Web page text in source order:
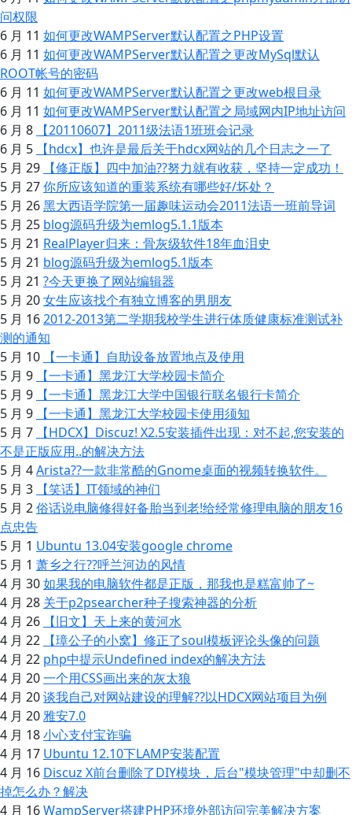
问权限
6 月 11 如何更改WAMPServer默认配置之PHP设置
6 月 11 如何更改WAMPServer默认配置之更改MySql默认
ROOT帐号的密码
6 月 11 如何更改WAMPServer默认配置之更改web根目录
6 月 11 如何更改WAMPServer默认配置之局域网内IP地址访问
6 月 8
【20110607】2011级法语1班班会记录
6 月 5
【hdcx】也许是最后关于hdcx网站的几个日志之一了
5 月 29
【修正版】四中加油??努力就有收获，坚持一定成功！
5 月 27你所应该知道的重装系统有哪些好/坏处？
5 月 26黑大西语学院第一届趣味运动会2011法语一班前导词
5 月 25 blog源码升级为emlog5.1.1版本
5 月 21 RealPlayer归来：骨灰级软件18年血泪史
5 月 21 blog源码升级为emlog5.1版本
5 月 21 ?今天更换了网站编辑器
5 月 20女生应该找个有独立博客的男朋友
5 月 162012-2013第二学期我校学生进行体质健康标准测试补
测的通知
5 月 10
【一卡通】自助设备放置地点及使用
5 月 9
【一卡通】黑龙江大学校园卡简介
5 月 9
【一卡通】黑龙江大学中国银行联名银行卡简介
5 月 9
【一卡通】黑龙江大学校园卡使用须知
5 月 7
【HDCX】Discuz! X2.5安装插件出现：对不起,您安装的
不是正版应用..的解决方法
5 月 4Arista??一款非常酷的Gnome桌面的视频转换软件。
5 月 3
【笑话】IT领域的神们
5 月 2俗话说电脑修得好备胎当到老!给经常修理电脑的朋友16
点忠告
5 月 1 Ubuntu 13.04安装google chrome
5 月 1 萧乡之行??呼兰河边的风情
4 月 30如果我的电脑软件都是正版，那我也是糕富帅了~
4 月 28 关于p2psearcher种子搜索神器的分析
4 月 26
【旧文】天上来的黄河水
4 月 22
【璋公子的小窝】修正了soul模板评论头像的问题
4 月 22 php中提示Undefined index的解决方法
4 月 20一个用CSS画出来的灰太狼
4 月 20谈我自己对网站建设的理解??以HDCX网站项目为例
4 月 20雅安7.0
4 月 18小心支付宝诈骗
4 月 17 Ubuntu 12.10下LAMP安装配置
4 月 16 Discuz X前台删除了DIY模块，后台"模块管理"中却删不
掉怎么办？解决
4 月 16WampServer搭建PHP环境外部访问完美解决方案